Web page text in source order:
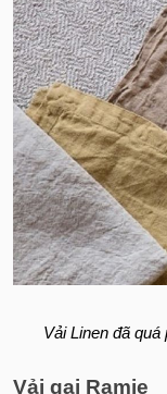
Vải Linen đã
Vải gai Ramie